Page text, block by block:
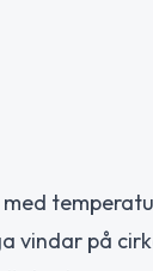
vindar på